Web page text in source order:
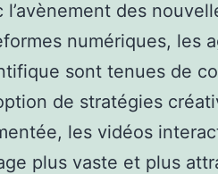
l’avènement des
numériques, les
sont tenues de
de stratégies
les vidéos
plus vaste et plus